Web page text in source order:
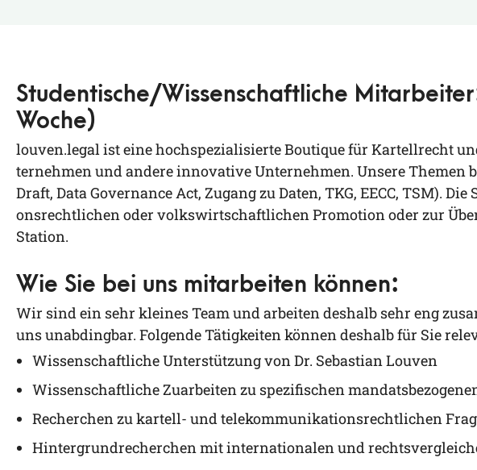
Studentische/​Wissenschaftliche
Woche)
lou​ven​.legal ist eine hoch­spe­zia­li­sier­te Bou­tique für Kar­tell­recht
ter­neh­men und ande­re inno­va­ti­ve Unter­neh­men. Unse­re The­men
Draft, Data Gover­nan­ce Act, Zugang zu Daten, TKG, EECC, TSM). Die
ons­recht­li­chen oder volks­wirt­schaft­li­chen Pro­mo­ti­on oder zur
Station.
Wie Sie bei uns mitarbeiten können:
Wir sind ein sehr klei­nes Team und arbei­ten des­halb sehr eng
uns unab­ding­bar. Fol­gen­de Tätig­kei­ten kön­nen des­halb für Sie
Wis­sen­schaft­li­che Unter­stüt­zung von Dr. Sebas­ti­an Louven
Wis­sen­schaft­li­che Zuar­bei­ten zu spe­zi­fi­schen
Recher­chen zu kar­tell- und tele­kom­mu­ni­ka­ti­ons­recht­li­chen
Hin­ter­grund­re­cher­chen mit inter­na­tio­na­len und